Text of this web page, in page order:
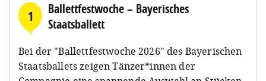
1
Ballettfestwoche – Bayerisches
Staatsballett
Bei der "Ballettfestwoche 2026" des Bayerischen
Staatsballets zeigen Tänzer*innen der